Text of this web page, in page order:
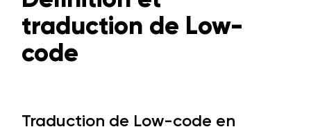
traduction de Low-
code
Traduction de Low-code en